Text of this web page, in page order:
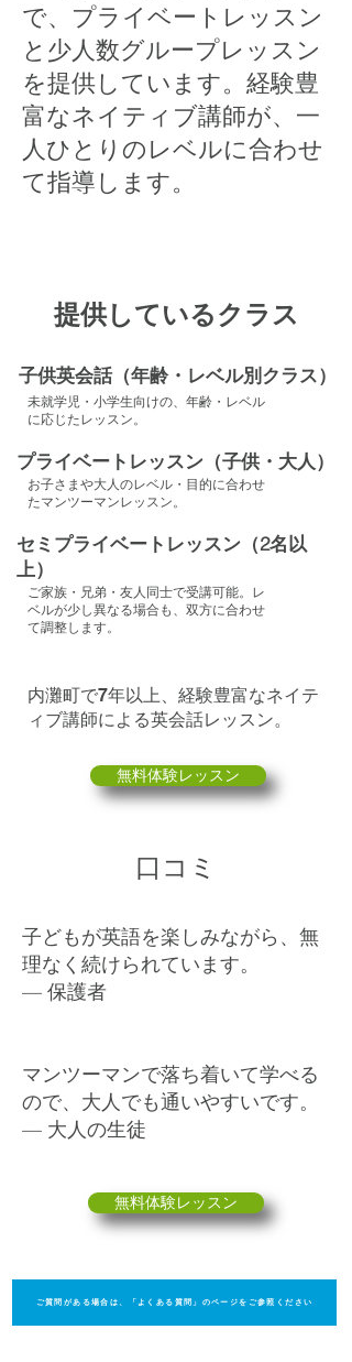
で、プライベートレッスン
と少人数グループレッスン
を提供しています。経験豊
富なネイティブ講師が、一
人ひとりのレベルに合わせ
て指導します。
提供しているクラス
子供英会話（年齢・レベル別クラス）
未就学児・小学生向けの、年齢・レベル
に応じたレッスン。
プライベートレッスン（子供・大人）
お子さまや大人のレベル・目的に合わせ
たマンツーマンレッスン。
セミプライベートレッスン（2名以
上）
ご家族・兄弟・友人同士で受講可能。レ
ベルが少し異なる場合も、双方に合わせ
て調整します。
内灘町で7年以上、経験豊富なネイテ
ィブ講師による英会話レッスン。
無料体験レッスン
口コミ
子どもが英語を楽しみながら、無
理なく続けられています。
— 保護者
マンツーマンで落ち着いて学べる
ので、大人でも通いやすいです。
— 大人の生徒
無料体験レッスン
ご質問がある場合は、「よくある質問」のページをご参照ください